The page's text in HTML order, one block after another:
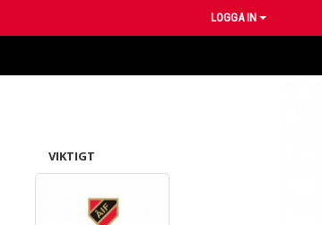
LOGGA IN
VIKTIGT